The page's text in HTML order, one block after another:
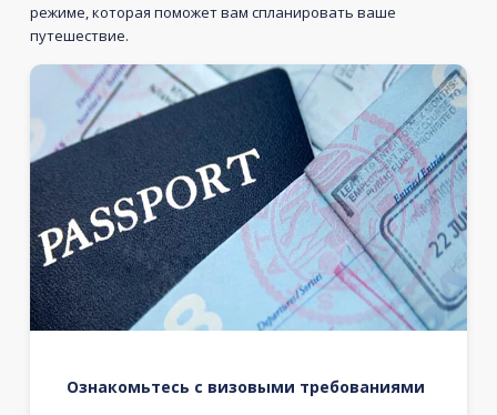
режиме, которая поможет вам спланировать ваше
путешествие.
Ознакомьтесь с визовыми требованиями